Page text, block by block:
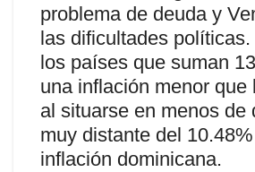
problema de deuda y
las dificultades
los países que suman
una inflación menor que
al situarse en menos de
muy distante del
inflación dominicana.